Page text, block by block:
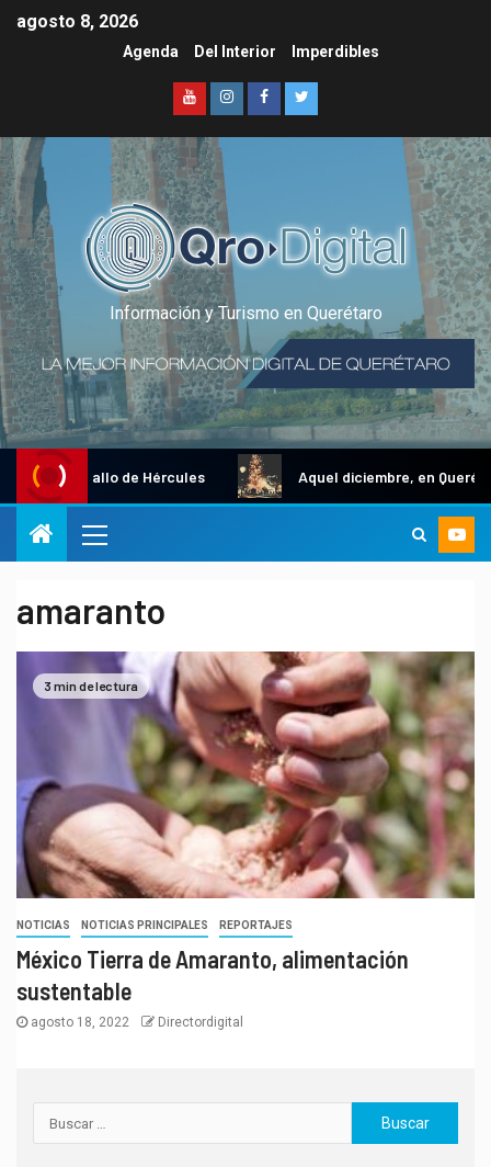
agosto 8, 2026
Agenda Del Interior Imperdibles
Información y Turismo en Querétaro
Gallo de Hércules Aquel diciembre, en Querétaro
amaranto
3 min de lectura
NOTICIAS NOTICIAS PRINCIPALES REPORTAJES
México Tierra de Amaranto, alimentación
sustentable
agosto 18, 2022 Directordigital